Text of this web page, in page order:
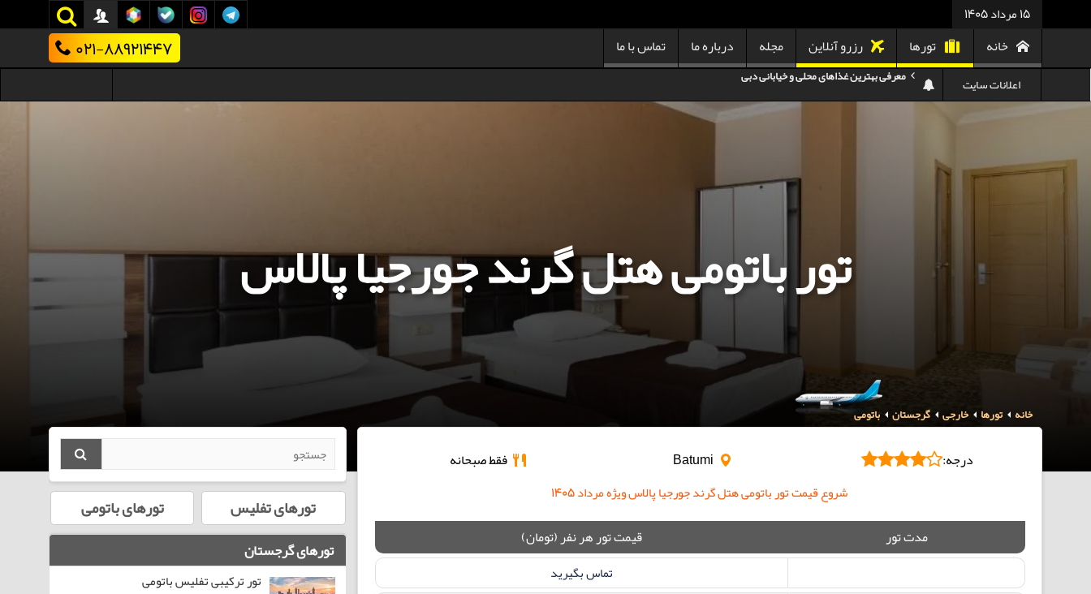
15 مرداد 1405
خانه تورها رزرو آنلاین مجله درباره ما تماس با ما 021-88921447
اعلانات سایت
هزینه سفر به گرجستان
هزینه سفر به تایلند
معرفی بهترین غذاهای محلی و خیابانی دبی
تور باتومی هتل گرند جورجیا پالاس
خانه تورها خارجی گرجستان باتومی
درجه: فقط صبحانه
شروع قیمت تور باتومی هتل گرند جورجیا پالاس ویژه مرداد ۱۴۰۵
مدت تور قیمت تور هر نفر (تومان)
تماس بگیرید
تورهای تفلیس تورهای باتومی
تورهای گرجستان
تور ترکیبی تفلیس باتومی